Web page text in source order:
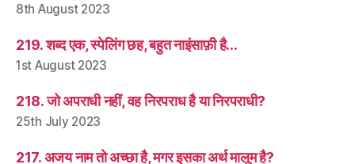
8th August 2023
219. शब्द एक, स्पेलिंग छह, बहुत नाइंसाफ़ी है…
1st August 2023
218. जो अपराधी नहीं, वह निरपराध है या निरपराधी?
25th July 2023
217. अजय नाम तो अच्छा है, मगर इसका अर्थ मालूम है?